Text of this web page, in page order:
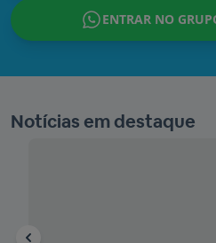
ENTRAR NO
Notícias em destaque